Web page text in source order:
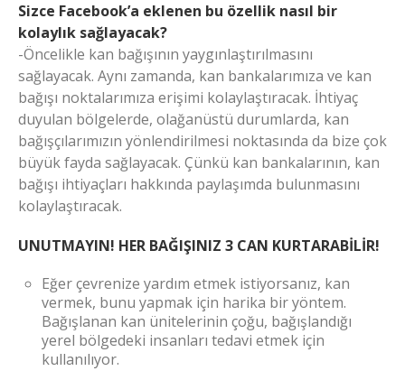
Sizce Facebook’a eklenen bu özellik nasıl bir
kolaylık sağlayacak?
-Öncelikle kan bağışının yaygınlaştırılmasını
sağlayacak. Aynı zamanda, kan bankalarımıza ve kan
bağışı noktalarımıza erişimi kolaylaştıracak. İhtiyaç
duyulan bölgelerde, olağanüstü durumlarda, kan
bağışçılarımızın yönlendirilmesi noktasında da bize çok
büyük fayda sağlayacak. Çünkü kan bankalarının, kan
bağışı ihtiyaçları hakkında paylaşımda bulunmasını
kolaylaştıracak.
UNUTMAYIN! HER BAĞIŞINIZ 3 CAN KURTARABİLİR!
Eğer çevrenize yardım etmek istiyorsanız, kan
vermek, bunu yapmak için harika bir yöntem.
Bağışlanan kan ünitelerinin çoğu, bağışlandığı
yerel bölgedeki insanları tedavi etmek için
kullanılıyor.